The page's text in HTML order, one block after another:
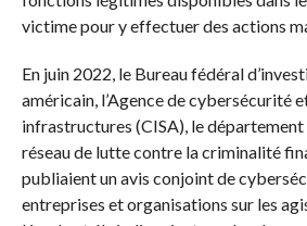
victime pour y effectuer des actions
En juin 2022, le Bureau fédéral
américain, l’Agence de cybersécurité
infrastructures (CISA), le
réseau de lutte contre la criminalité
publiaient un avis conjoint de
entreprises et organisations sur les